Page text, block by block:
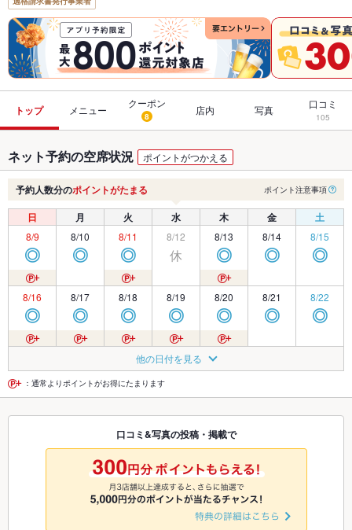
トップ メニュー
クーポン
8 店内 写真 口コミ
105
ネット予約の空席状況 ポイントがつかえる
予約人数分のポイントがたまる ポイント注意事項
日 月 火 水 木 金 土
8/9
◎
8/10
◎
8/11
◎
8/12
休
8/13
◎
8/14
◎
8/15
◎
8/16
◎
8/17
◎
8/18
◎
8/19
◎
8/20
◎
8/21
◎
8/22
◎
◎ 休
8/25
◎
8/26
◎
8/27
◎ ◎ ◎
8/30 8/31 9/1
◎
9/2
◎
9/3
◎
9/4 9/5
9/8
◎
9/9
◎
9/10
◎
9/11
他の日付を見る
：通常よりポイントがお得にたまります
口コミ&写真の投稿・掲載で